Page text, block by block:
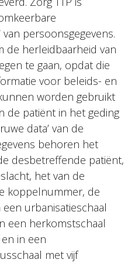
van persoonsgegevens.
de herleidbaarheid van
te gaan, opdat die
voor beleids- en
worden gebruikt
de patiënt in het geding
data’ van de
behoren het
desbetreffende patiënt,
het van de
koppelnummer, de
urbanisatieschaal
een herkomstschaal
in een
met vijf